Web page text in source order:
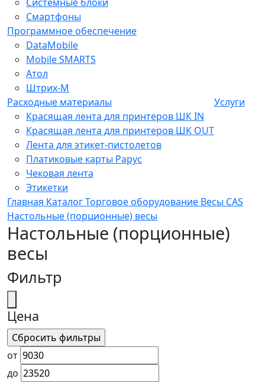
Смартфоны
Программное обеспечение
DataMobile
Mobile SMARTS
Атол
Штрих-М
Расходные материалы
Красящая лента для принтеров ШК IN
Красящая лента для принтеров ШК OUT
Лента для этикет-пистолетов
Платиковые карты Рарус
Чековая лента
Этикетки
Услуги
Главная КаталогТорговое оборудование Весы CAS
Настольные (порционные) весы
Настольные (порционные)
весы
Фильтр
Цена
от
до